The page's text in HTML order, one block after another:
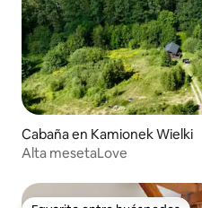
Cabaña en Kamionek Wielki
Alta mesetaLove